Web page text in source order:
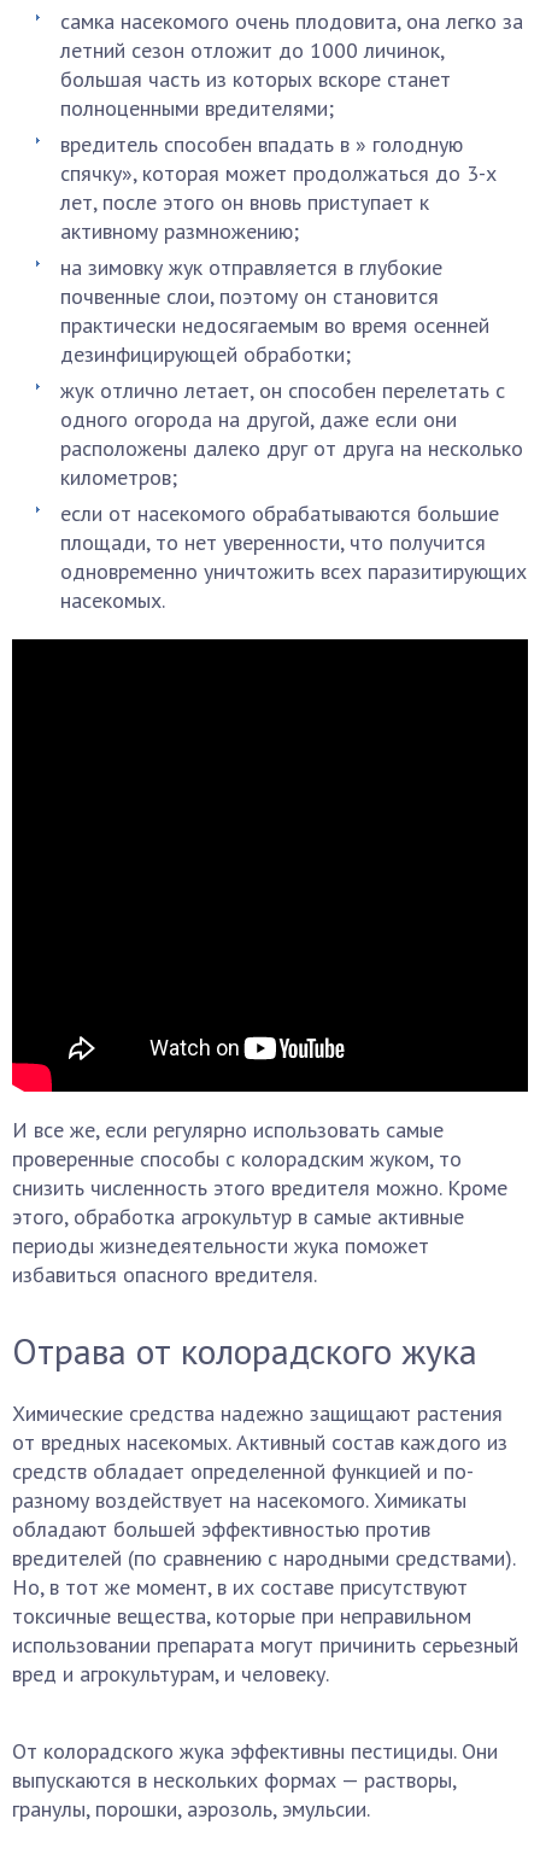
самка насекомого очень плодовита, она легко за
летний сезон отложит до 1000 личинок,
большая часть из которых вскоре станет
полноценными вредителями;
вредитель способен впадать в » голодную
спячку», которая может продолжаться до 3-х
лет, после этого он вновь приступает к
активному размножению;
на зимовку жук отправляется в глубокие
почвенные слои, поэтому он становится
практически недосягаемым во время осенней
дезинфицирующей обработки;
жук отлично летает, он способен перелетать с
одного огорода на другой, даже если они
расположены далеко друг от друга на несколько
километров;
если от насекомого обрабатываются большие
площади, то нет уверенности, что получится
одновременно уничтожить всех паразитирующих
насекомых.
И все же, если регулярно использовать самые
проверенные способы с колорадским жуком, то
снизить численность этого вредителя можно. Кроме
этого, обработка агрокультур в самые активные
периоды жизнедеятельности жука поможет
избавиться опасного вредителя.
Отрава от колорадского жука
Химические средства надежно защищают растения
от вредных насекомых. Активный состав каждого из
средств обладает определенной функцией и по-
разному воздействует на насекомого. Химикаты
обладают большей эффективностью против
вредителей (по сравнению с народными средствами).
Но, в тот же момент, в их составе присутствуют
токсичные вещества, которые при неправильном
использовании препарата могут причинить серьезный
вред и агрокультурам, и человеку.
От колорадского жука эффективны пестициды. Они
выпускаются в нескольких формах — растворы,
гранулы, порошки, аэрозоль, эмульсии.